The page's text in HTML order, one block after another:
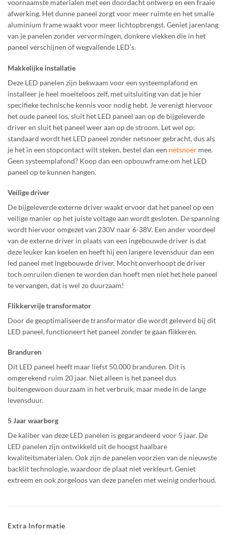
voornaamste materialen met een doordacht ontwerp en een fraaie
afwerking. Het dunne paneel zorgt voor meer ruimte en het smalle
aluminium frame waakt voor meer lichtopbrengst. Geniet jarenlang
van je panelen zonder vervormingen, donkere vlekken die in het
paneel verschijnen of wegvallende LED’s.
Makkelijke installatie
Deze LED panelen zijn bekwaam voor een systeemplafond en
installeer je heel moeiteloos zelf, met uitsluiting van dat je hier
specifieke technische kennis voor nodig hebt. Je verenigt hiervoor
het oude paneel los, sluit het LED paneel aan op de bijgeleverde
driver en sluit het paneel weer aan op de stroom. Let wel op:
standaard wordt het LED paneel zonder netsnoer gebracht, dus als
je het in een stopcontact wilt steken, bestel dan een netsnoer mee.
Geen systeemplafond? Koop dan een opbouwframeom het LED
paneel op te kunnen hangen.
Veilige driver
De bijgeleverde externe driver waakt ervoor dat het paneel op een
veilige manier op het juiste voltage aan wordt gesloten. De spanning
wordt hiervoor omgezet van 230V naar 6-38V. Een ander voordeel
van de externe driver in plaats van een ingebouwde driver is dat
deze leuker kan koelen en heeft hij een langere levensduur dan een
led paneel met ingebouwde driver. Mocht onverhoopt de driver
toch omruilen dienen te worden dan hoeft men niet het hele paneel
te vervangen, dat is wel zo duurzaam!
Flikkervrije transformator
Door de geoptimaliseerde transformator die wordt geleverd bij dit
LED paneel, functioneert het paneel zonder te gaan flikkeren.
Branduren
Dit LED paneel heeft maar liefst 50.000 branduren. Dit is
omgerekend ruim 20 jaar. Niet alleen is het paneel dus
buitengewoon duurzaam in het verbruik, maar mede in de lange
levensduur.
5 Jaar waarborg
De kaliber van deze LED panelen is gegarandeerd voor 5 jaar. De
LED panelen zijn ontwikkeld uit de hoogst haalbare
kwaliteitsmaterialen. Ook zijn de panelen voorzien van de nieuwste
backlit technologie, waardoor de plaat niet verkleurt. Geniet
extreem en ook zorgeloos van deze panelen met weinig onderhoud.
Extra Informatie